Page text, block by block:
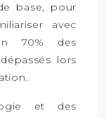
base, pour
avec
70% des
lors
et des